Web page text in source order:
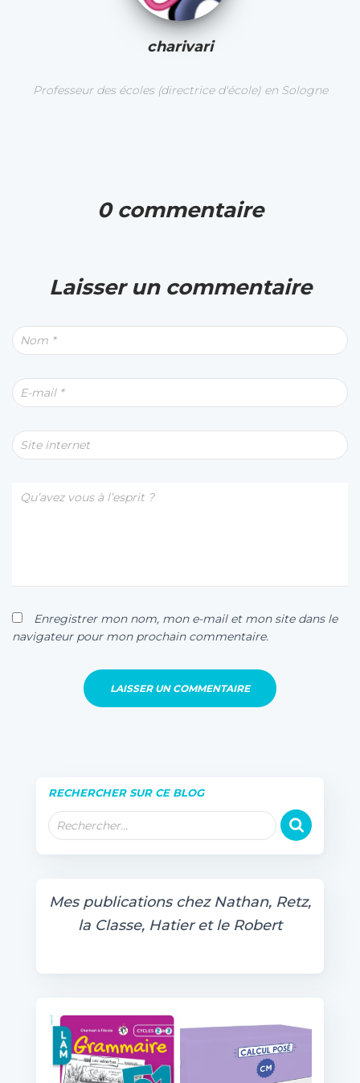
charivari
Professeur des écoles (directrice d'école) en Sologne
0 commentaire
Laisser un commentaire
Nom *
E-mail *
Site internet
Qu’avez vous à l’esprit ?
Enregistrer mon nom, mon e-mail et mon site dans le
navigateur pour mon prochain commentaire.
RECHERCHER SUR CE BLOG
R
r
Rechercher…
Mes publications chez Nathan, Retz,
la Classe, Hatier et le Robert